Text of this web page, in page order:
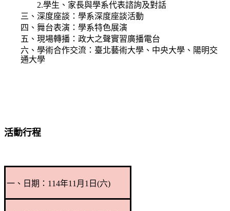
2.學生、家長與學系代表諮詢及對話
三、深度座談：學系深度座談活動
四、舞台表演：學系特色展演
五、現場轉播：政大之聲實習廣播電台
六、學術合作交流：臺北藝術大學、中央大學、陽明交
通大學
活動行程
一、日期：114年11月1日(六)